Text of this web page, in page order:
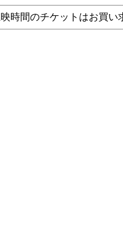
時間のチケットはお買い